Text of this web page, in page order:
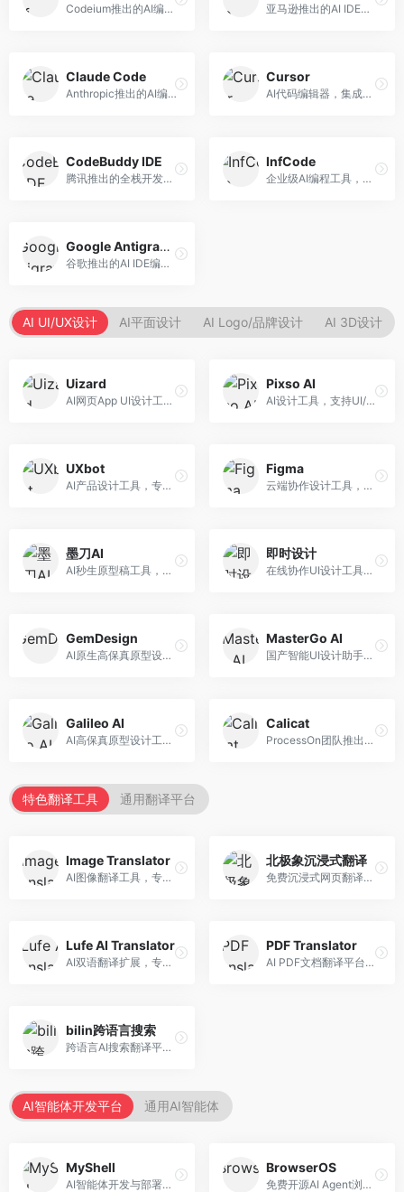
Codeium推出的AI编程工具，专注于代码智能辅助。面向开发者，提供代码补全、代码生成、代码解释等服务，多语言支持完善。 亚马逊推出的AI IDE，深度整合AWS云服务。面向AWS开发者，提供代码生成、云服务集成、部署自动化等服务，与AWS生态无缝衔接。
Claude Code
Anthropic推出的AI编程工具，基于Claude模型。面向开发者，提供代码生成、代码审查、调试辅助等服务，代码质量高，推理能力强。
Cursor
AI代码编辑器，集成GPT-4模型，专注于智能编程辅助。面向开发者，提供代码生成、代码解释、错误修复等服务，编程体验流畅，开发效率高。
CodeBuddy IDE
腾讯推出的全栈开发AI IDE，整合腾讯云服务。面向开发者，提供代码生成、调试辅助、部署服务等功能，与腾讯云生态深度整合。
InfCode
企业级AI编程工具，专注于团队协作开发。面向企业开发团队，提供代码生成、代码审查、团队协作等服务，企业级功能完善。
Google Antigravity
谷歌推出的AI IDE编程智能体，整合Google Cloud服务。面向谷歌生态开发者，提供智能编程辅助、云服务集成等功能。
AI UI/UX设计 AI平面设计 AI Logo/品牌设计 AI 3D设计
Uizard
AI网页App UI设计工具，专注于快速界面生成。面向产品经理和设计师，提供线框图转UI、界面生成、设计优化等服务，设计速度快。
Pixso AI
AI设计工具，支持UI/UX设计全流程。面向设计师和产品团队，提供界面生成、设计优化、协作评审等服务，国产替代方案，团队协作便捷。
UXbot
AI产品设计工具，专注于用户体验优化。面向UX设计师，提供用户研究、设计建议、可用性测试等服务，UX设计支持完善。
Figma
云端协作设计工具，整合AI设计辅助功能。面向UI/UX设计师和产品团队，提供界面设计、原型制作、团队协作等服务，协作功能强大，是UI设计领域的标杆产品。
墨刀AI
AI秒生原型稿工具，专注于快速原型设计。面向产品经理和设计师，提供原型生成、交互设计、团队协作等服务，原型制作效率高。
即时设计
在线协作UI设计工具，整合AI设计功能。面向设计师和产品团队，提供界面设计、原型制作、设计资源库等服务，国产协作设计平台。
GemDesign
AI原生高保真原型设计工具，专注于智能设计生成。面向设计师，提供界面生成、设计优化、原型制作等服务，设计自动化程度高。
MasterGo AI
国产智能UI设计助手，专注于界面设计自动化。面向UI设计师，提供界面生成、组件设计、设计系统构建等服务，中文用户适配性好。
Galileo AI
AI高保真原型设计工具，专注于UI界面生成。面向设计师和产品团队，提供界面生成、交互设计、设计优化等服务，界面质量高。
Calicat
ProcessOn团队推出的产设研协作平台，整合设计与协作功能。面向产品团队，提供设计协作、文档管理、团队沟通等服务，产研协作便捷。
特色翻译工具 通用翻译平台
Image Translator
AI图像翻译工具，专注于图片文字翻译。面向设计师和电商从业者，提供图片文字识别、翻译、替换等服务，图像翻译效果好。
北极象沉浸式翻译
免费沉浸式网页翻译工具，专注于阅读体验。面向普通用户，提供网页双语翻译、文档翻译等服务，免费使用，翻译质量高。
Lufe AI Translator
AI双语翻译扩展，专注于浏览器翻译场景。面向外语内容阅读者，提供网页双语翻译、划词翻译等服务，浏览器集成便捷。
PDF Translator
AI PDF文档翻译平台，专注于文档本地化。面向商务人士，提供PDF翻译、格式保留、批量处理等服务，文档翻译专业。
bilin跨语言搜索
跨语言AI搜索翻译平台，专注于信息获取。面向研究者和内容创作者，提供跨语言搜索、内容翻译、信息整合等服务，跨语言检索能力强。
AI智能体开发平台 通用AI智能体
MyShell
AI智能体开发与部署平台，专注于语音交互智能体。面向开发者，提供语音智能体创建、部署服务、社区分享等功能，语音交互能力强。
BrowserOS
免费开源AI Agent浏览器，专注于浏览器自动化。面向开发者，提供浏览器控制、任务自动化、API接口等服务，开源免费。